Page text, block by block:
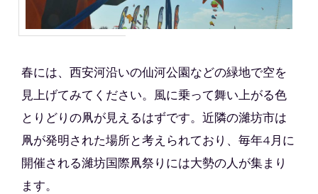
春には、西安河沿いの仙河公園などの緑地で空を
見上げてみてください。風に乗って舞い上がる色
とりどりの凧が見えるはずです。近隣の濰坊市は
凧が発明された場所と考えられており、毎年4月に
開催される濰坊国際凧祭りには大勢の人が集まり
ます。